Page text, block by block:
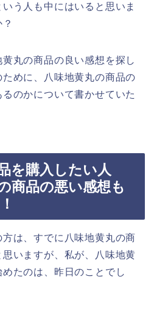
う人も中にはいると思いま
丸の商品の良い感想を探し
めに、八味地黄丸の商品の
のかについて書かせていた
を購入したい人
商品の悪い感想も
は、すでに八味地黄丸の商
いますが、私が、八味地黄
たのは、昨日のことでし